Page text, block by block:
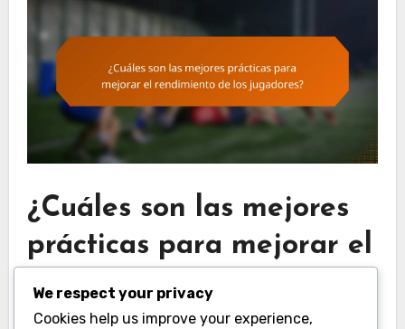
¿Cuáles son las mejores
prácticas para mejorar el
rendimiento de los
jugadores?
We respect your privacy
Cookies help us improve your experience,